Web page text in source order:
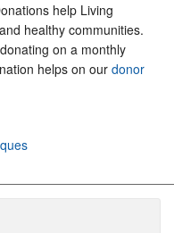
help Living
healthy communities.
on a monthly
helps on our donor